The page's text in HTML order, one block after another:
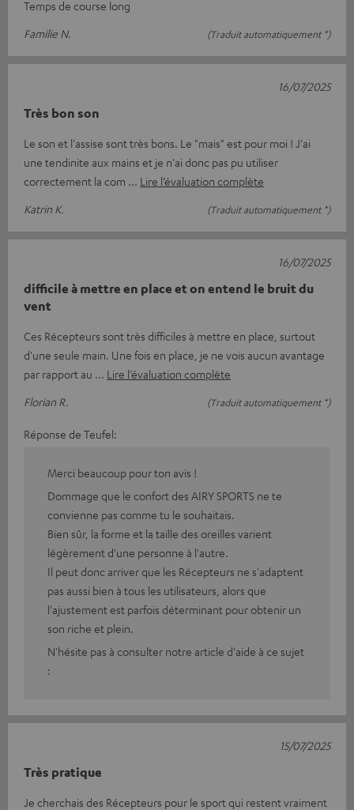
Temps de course long
Familie N.
(Traduit automatiquement *)
Très bon son
Le son et l'assise sont très bons. Le "mais" est pour moi ! J'ai
une tendinite aux mains et je n'ai donc pas pu utiliser
correctement la com
Lire l’évaluation complète
Katrin K.
(Traduit automatiquement *)
16/07/2025
difficile à mettre en place et on entend le bruit du
vent
Ces Récepteurs sont très difficiles à mettre en place, surtout
d'une seule main. Une fois en place, je ne vois aucun avantage
par rapport au
Lire l’évaluation complète
Florian R.
(Traduit automatiquement *)
16/07/2025
Réponse de Teufel:
Merci beaucoup pour ton avis !
Dommage que le confort des AIRY SPORTS ne te
convienne pas comme tu le souhaitais.
Bien sûr, la forme et la taille des oreilles varient
légèrement d'une personne à l'autre.
Il peut donc arriver que les Récepteurs ne s'adaptent
pas aussi bien à tous les utilisateurs, alors que
l'ajustement est parfois déterminant pour obtenir un
son riche et plein.
N'hésite pas à consulter notre article d'aide à ce sujet
:
Très pratique
Je cherchais des Récepteurs pour le sport qui restent vraiment
15/07/2025